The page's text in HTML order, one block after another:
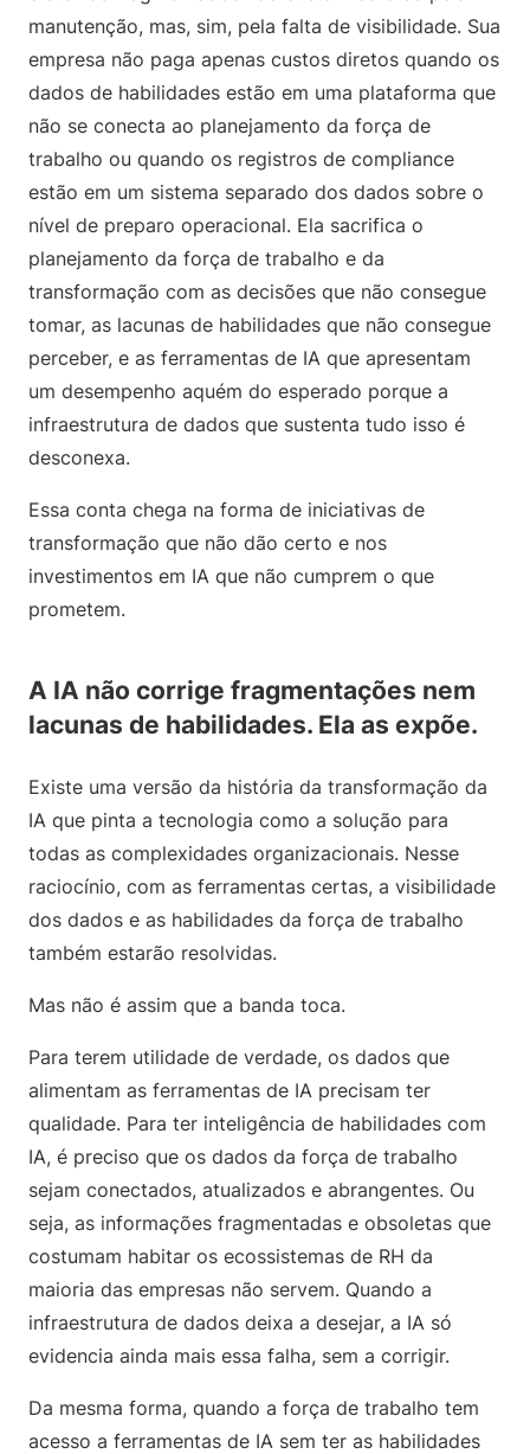
manutenção, mas, sim, pela falta de visibilidade. Sua
empresa não paga apenas custos diretos quando os
dados de habilidades estão em uma plataforma que
não se conecta ao planejamento da força de
trabalho ou quando os registros de compliance
estão em um sistema separado dos dados sobre o
nível de preparo operacional. Ela sacrifica o
planejamento da força de trabalho e da
transformação com as decisões que não consegue
tomar, as lacunas de habilidades que não consegue
perceber, e as ferramentas de IA que apresentam
um desempenho aquém do esperado porque a
infraestrutura de dados que sustenta tudo isso é
desconexa.
Essa conta chega na forma de iniciativas de
transformação que não dão certo e nos
investimentos em IA que não cumprem o que
prometem.
A IA não corrige fragmentações nem
lacunas de habilidades. Ela as expõe.
Existe uma versão da história da transformação da
IA que pinta a tecnologia como a solução para
todas as complexidades organizacionais. Nesse
raciocínio, com as ferramentas certas, a visibilidade
dos dados e as habilidades da força de trabalho
também estarão resolvidas.
Mas não é assim que a banda toca.
Para terem utilidade de verdade, os dados que
alimentam as ferramentas de IA precisam ter
qualidade. Para ter inteligência de habilidades com
IA, é preciso que os dados da força de trabalho
sejam conectados, atualizados e abrangentes. Ou
seja, as informações fragmentadas e obsoletas que
costumam habitar os ecossistemas de RH da
maioria das empresas não servem. Quando a
infraestrutura de dados deixa a desejar, a IA só
evidencia ainda mais essa falha, sem a corrigir.
Da mesma forma, quando a força de trabalho tem
acesso a ferramentas de IA sem ter as habilidades